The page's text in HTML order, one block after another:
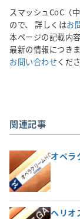
スマッシュCoC（
ので、 詳しくはお
本ページの記載内
最新の情報につき
お問い合わせくだ
関連記事
オペラ
ヘリオ